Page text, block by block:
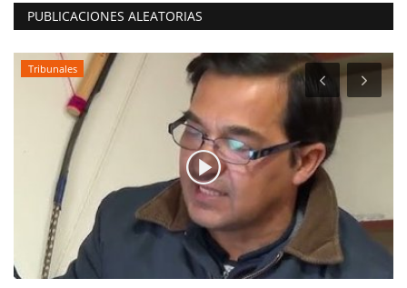
PUBLICACIONES ALEATORIAS
Tribunales